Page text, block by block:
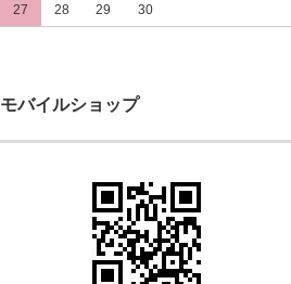
27 28 29 30
モバイルショップ